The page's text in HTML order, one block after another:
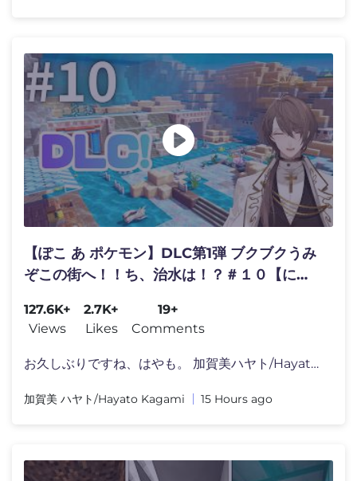
【ぽこ あ ポケモン】DLC第1弾 ブクブクうみ
ぞこの街へ！！ち、治水は！？＃１０【にじ
127.6K+
Views
2.7K+
Likes
19+
Comments
お久しぶりですね、はやも。 加賀美ハヤト/Hayato Kaga
加賀美 ハヤト/Hayato Kagami 15 Hours ago